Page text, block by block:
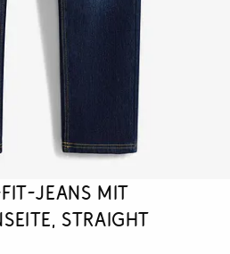
Jeans mit
Straight